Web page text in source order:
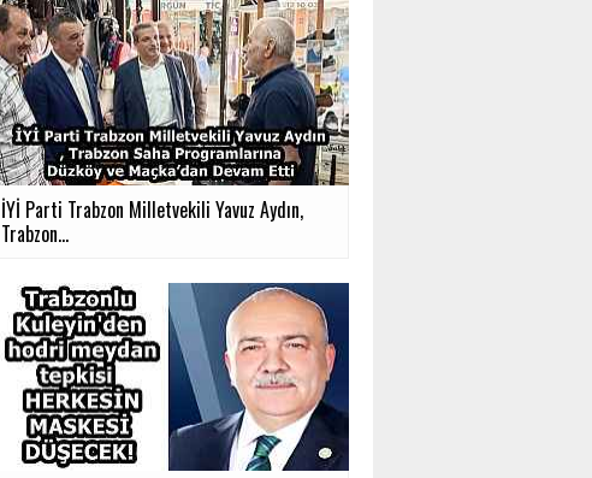
İYİ Parti Trabzon Milletvekili Yavuz Aydın,
Trabzon...